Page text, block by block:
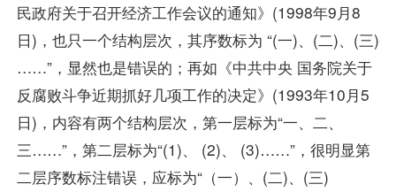
民政府关于召开经济工作会议的通知》(1998年9月8
日)，也只一个结构层次，其序数标为 “(一)、(二)、(三)
……”，显然也是错误的；再如《中共中央 国务院关于
反腐败斗争近期抓好几项工作的决定》(1993年10月5
日)，内容有两个结构层次，第一层标为“一、二、
三……”，第二层标为“(1)、 (2)、 (3)……”，很明显第
二层序数标注错误，应标为“（一）、(二)、(三)